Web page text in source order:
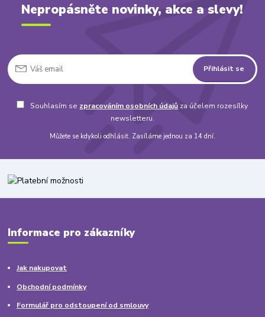
Nepropásněte novinky, akce a slevy!
Přihlásit se
Souhlasím se zpracováním osobních údajů za účelem rozesílky
newsletteru.
Můžete se kdykoli odhlásit. Zasíláme jednou za 14 dní.
Informace pro zákazníky
Jak nakupovat
Obchodní podmínky
Formulář pro odstoupení od smlouvy